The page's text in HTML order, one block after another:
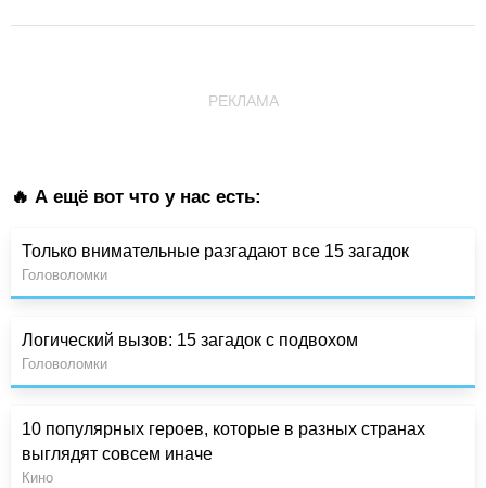
РЕКЛАМА
🔥 А ещё вот что у нас есть:
Только внимательные разгадают все 15 загадок
Головоломки
Логический вызов: 15 загадок с подвохом
Головоломки
10 популярных героев, которые в разных странах
выглядят совсем иначе
Кино